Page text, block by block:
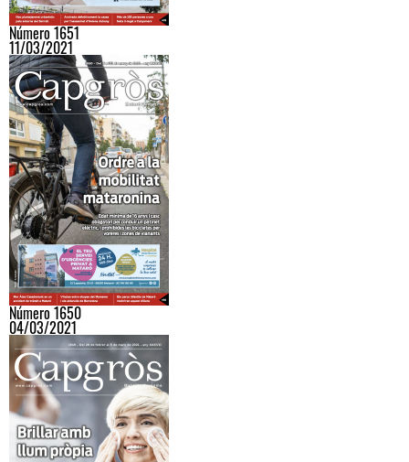
Número 1651
11/03/2021
Número 1650
04/03/2021